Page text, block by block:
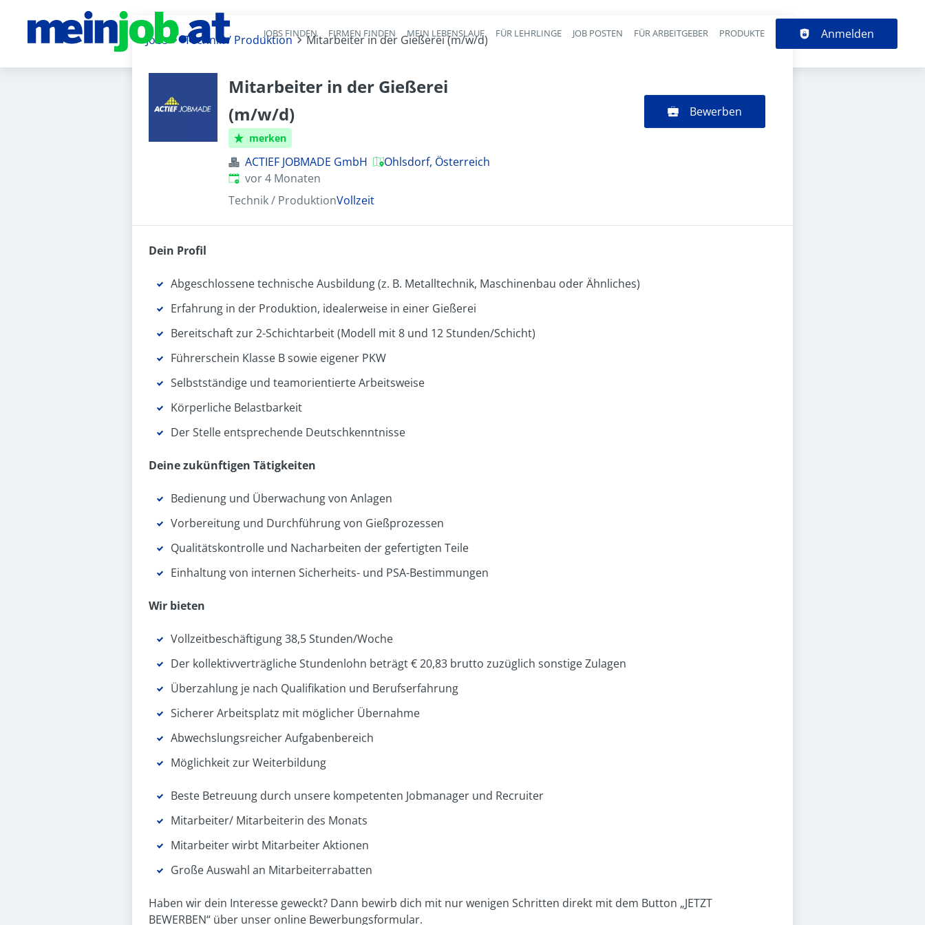
Haupt-Navigation
JOBS FINDEN FIRMEN FINDEN MEIN LEBENSLAUF FÜR LEHRLINGE JOB POSTEN FÜR ARBEITGEBER PRODUKTE Anmelden
Jobs Technik / Produktion Mitarbeiter in der Gießerei (m/w/d)
Mitarbeiter in der Gießerei
(m/w/d)
merken
ACTIEF JOBMADE GmbH
Ohlsdorf, Österreich
Veröffentlicht:
vor 4 Monaten
Technik / ProduktionVollzeit
Bewerben
Dein Profil
Abgeschlossene technische Ausbildung (z. B. Metalltechnik, Maschinenbau oder Ähnliches)
Erfahrung in der Produktion, idealerweise in einer Gießerei
Bereitschaft zur 2-Schichtarbeit (Modell mit 8 und 12 Stunden/Schicht)
Führerschein Klasse B sowie eigener PKW
Selbstständige und teamorientierte Arbeitsweise
Körperliche Belastbarkeit
Der Stelle entsprechende Deutschkenntnisse
Deine zukünftigen Tätigkeiten
Bedienung und Überwachung von Anlagen
Vorbereitung und Durchführung von Gießprozessen
Qualitätskontrolle und Nacharbeiten der gefertigten Teile
Einhaltung von internen Sicherheits- und PSA-Bestimmungen
Wir bieten
Vollzeitbeschäftigung 38,5 Stunden/Woche
Der kollektivverträgliche Stundenlohn beträgt € 20,83 brutto zuzüglich sonstige Zulagen
Überzahlung je nach Qualifikation und Berufserfahrung
Sicherer Arbeitsplatz mit möglicher Übernahme
Abwechslungsreicher Aufgabenbereich
Möglichkeit zur Weiterbildung
Beste Betreuung durch unsere kompetenten Jobmanager und Recruiter
Mitarbeiter/ Mitarbeiterin des Monats
Mitarbeiter wirbt Mitarbeiter Aktionen
Große Auswahl an Mitarbeiterrabatten
Haben wir dein Interesse geweckt? Dann bewirb dich mit nur wenigen Schritten direkt mit dem Button „JETZT
BEWERBEN“ über unser online Bewerbungsformular.